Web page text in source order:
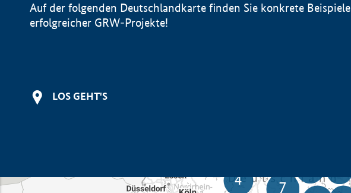
Auf der folgenden Deutschlandkarte finden Sie konkrete Beispiele
erfolgreicher GRW-Projekte!
LOS GEHT'S